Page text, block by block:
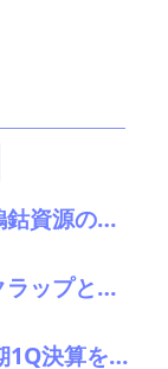
【続報】台湾・京沅鎢鈷資源の黄会長殺害事件、元従業員を逮捕か／8月8・9日に葬儀執行へ
米、タングステンスクラップと電池ブラックマス輸出禁止 国内向け販売100%を義務化
アルコニクス：27/3期1Q決算を発表。業績見通し、配当を修正